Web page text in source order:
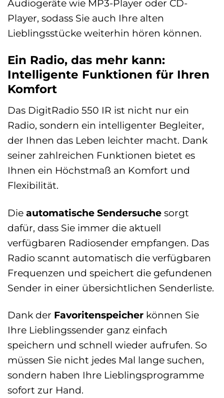
Audiogeräte wie MP3-Player oder CD-
Player, sodass Sie auch Ihre alten
Lieblingsstücke weiterhin hören können.
Ein Radio, das mehr kann:
Intelligente Funktionen für Ihren
Komfort
Das DigitRadio 550 IR ist nicht nur ein
Radio, sondern ein intelligenter Begleiter,
der Ihnen das Leben leichter macht. Dank
seiner zahlreichen Funktionen bietet es
Ihnen ein Höchstmaß an Komfort und
Flexibilität.
Die automatische Sendersuche sorgt
dafür, dass Sie immer die aktuell
verfügbaren Radiosender empfangen. Das
Radio scannt automatisch die verfügbaren
Frequenzen und speichert die gefundenen
Sender in einer übersichtlichen Senderliste.
Dank der Favoritenspeicher können Sie
Ihre Lieblingssender ganz einfach
speichern und schnell wieder aufrufen. So
müssen Sie nicht jedes Mal lange suchen,
sondern haben Ihre Lieblingsprogramme
sofort zur Hand.